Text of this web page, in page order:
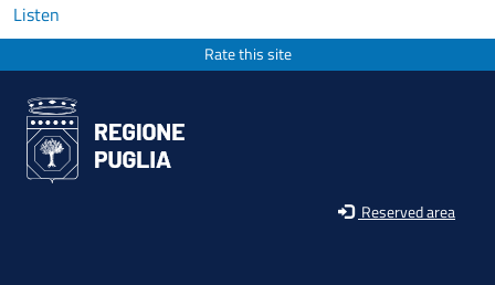
Listen
Rate this site
Reserved area